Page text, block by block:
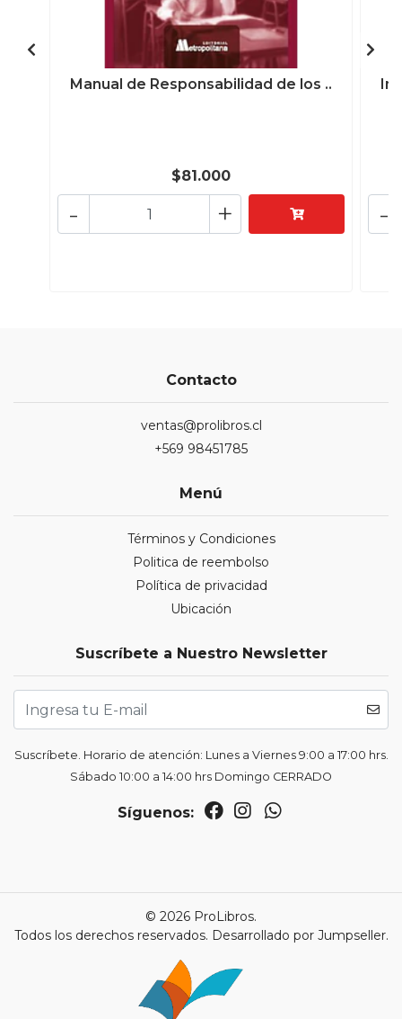
Manual de Responsabilidad de los ..
$81.000
+
- -
Contacto
ventas@prolibros.cl
+569 98451785
Menú
Términos y Condiciones
Politica de reembolso
Política de privacidad
Ubicación
Suscríbete a Nuestro Newsletter
Suscríbete. Horario de atención: Lunes a Viernes 9:00 a 17:00 hrs.
Sábado 10:00 a 14:00 hrs Domingo CERRADO
Síguenos:
© 2026 ProLibros.
Todos los derechos reservados. Desarrollado por Jumpseller.